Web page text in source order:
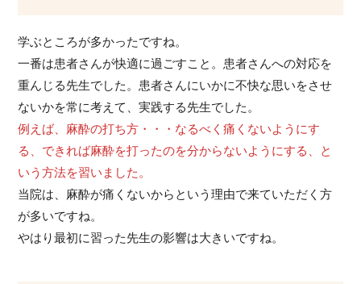
学ぶところが多かったですね。
一番は患者さんが快適に過ごすこと。患者さんへの対応を
重んじる先生でした。患者さんにいかに不快な思いをさせ
ないかを常に考えて、実践する先生でした。
例えば、麻酔の打ち方・・・なるべく痛くないようにす
る、できれば麻酔を打ったのを分からないようにする、と
いう方法を習いました。
当院は、麻酔が痛くないからという理由で来ていただく方
が多いですね。
やはり最初に習った先生の影響は大きいですね。